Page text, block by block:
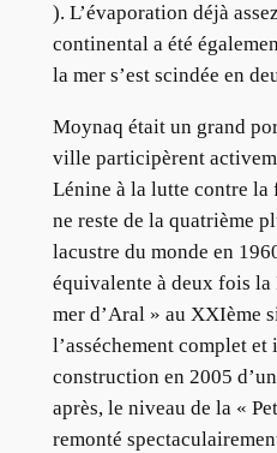
). L’évaporation déjà
continental a été
la mer s’est scindée en
Moynaq était un grand
ville participèrent
Lénine à la lutte contre
ne reste de la quatrième
lacustre du monde en
équivalente à deux fois
mer d’Aral » au XXIème
l’asséchement complet
construction en 2005
après, le niveau de la «
remonté